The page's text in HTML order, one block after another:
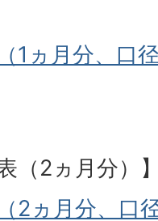
1ヵ月分、口
（2ヵ月分）
2ヵ月分、口